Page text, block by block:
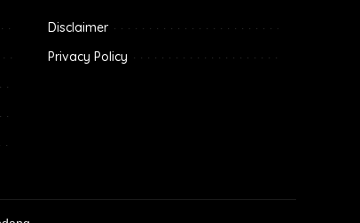
Disclaimer
Privacy Policy